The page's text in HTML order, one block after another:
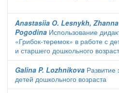
Anastasiia O. Lesnykh,
Pogodina Использование
«Грибок-теремок» в работе с
и старшего дошкольного
Galina P. Lozhnikova Развитие
детей дошкольного возраста